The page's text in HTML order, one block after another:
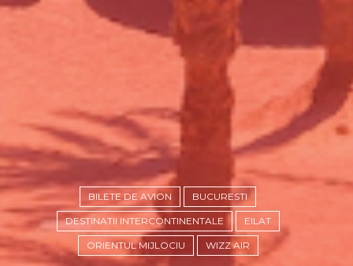
BILETE DE AVION BUCURESTI
DESTINATII INTERCONTINENTALE EILAT
ORIENTUL MIJLOCIU WIZZ AIR